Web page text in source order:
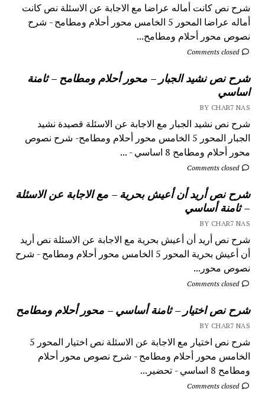
شرح نص كانت أماله عراضا مع الاجابة عن الاسئلة نص كانت
أماله عراضا المحور 5 الخامس محور أحلام ومطامح - شرح
نصوص محور أحلام ومطامح...
Comments closed
شرح نص نشيد الجبار – محور أحلام ومطامح – ثامنة
اساسي
BY CHAR7 NAS
شرح نص نشيد الجبار مع الاجابة عن الاسئلة قصيدة نشيد
الجبار المحور 5 الخامس محور أحلام ومطامح- شرح نصوص
محور أحلام ومطامح 8 اساسي - ...
Comments closed
شرح نص أريد أن أعيش بحرية – مع الاجابة عن الاسئلة
– ثامنة أساسي
BY CHAR7 NAS
شرح نص أريد أن أعيش بحرية مع الاجابة عن الاسئلة نص أريد
أن أعيش بحرية المحور 5 الخامس محور أحلام ومطامح - شرح
نصوص محور...
Comments closed
شرح نص اختيار – ثامنة أساسي – محور أحلام ومطامح
BY CHAR7 NAS
شرح نص اختيار مع الاجابة عن الاسئلة نص اختيار المحور 5
الخامس محور أحلام ومطامح - شرح نصوص محور أحلام
ومطامح 8 اساسي - تحضير...
Comments closed